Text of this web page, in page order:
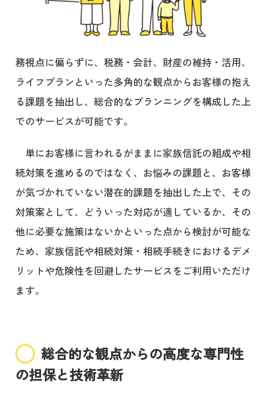
務視点に偏らずに、税務・会計、財産の維持・活用、
ライフプランといった多角的な観点からお客様の抱え
る課題を抽出し、総合的なプランニングを構成した上
でのサービスが可能です。
単にお客様に言われるがままに家族信託の組成や相
続対策を進めるのではなく、お悩みの課題と、お客様
が気づかれていない潜在的課題を抽出した上で、その
対策案として、どういった対応が適しているか、その
他に必要な施策はないかといった点から検討が可能な
ため、家族信託や相続対策・相続手続きにおけるデメ
リットや危険性を回避したサービスをご利用いただけ
ます。
総合的な観点からの高度な専門性
の担保と技術革新